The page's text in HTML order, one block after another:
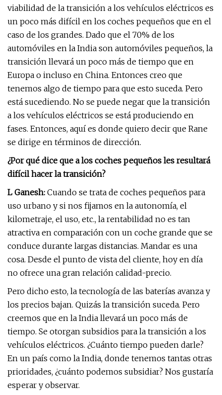
viabilidad de la transición a los vehículos eléctricos es
un poco más difícil en los coches pequeños que en el
caso de los grandes. Dado que el 70% de los
automóviles en la India son automóviles pequeños, la
transición llevará un poco más de tiempo que en
Europa o incluso en China. Entonces creo que
tenemos algo de tiempo para que esto suceda. Pero
está sucediendo. No se puede negar que la transición
a los vehículos eléctricos se está produciendo en
fases. Entonces, aquí es donde quiero decir que Rane
se dirige en términos de dirección.
¿Por qué dice que a los coches pequeños les resultará
difícil hacer la transición?
L Ganesh: Cuando se trata de coches pequeños para
uso urbano y si nos fijamos en la autonomía, el
kilometraje, el uso, etc., la rentabilidad no es tan
atractiva en comparación con un coche grande que se
conduce durante largas distancias. Mandar es una
cosa. Desde el punto de vista del cliente, hoy en día
no ofrece una gran relación calidad-precio.
Pero dicho esto, la tecnología de las baterías avanza y
los precios bajan. Quizás la transición suceda. Pero
creemos que en la India llevará un poco más de
tiempo. Se otorgan subsidios para la transición a los
vehículos eléctricos. ¿Cuánto tiempo pueden darle?
En un país como la India, donde tenemos tantas otras
prioridades, ¿cuánto podemos subsidiar? Nos gustaría
esperar y observar.